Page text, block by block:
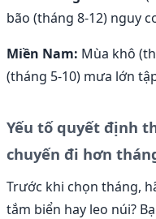
bão (tháng 8-12) nguy
Miền Nam: Mùa khô
(tháng 5-10) mưa lớn
Yếu tố quyết định
chuyến đi hơn
Trước khi chọn tháng,
tắm biển hay leo núi?